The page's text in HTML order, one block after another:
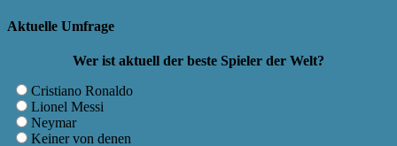
Aktuelle Umfrage
Wer ist aktuell der beste Spieler der Welt?
Cristiano Ronaldo
Lionel Messi
Neymar
Keiner von denen